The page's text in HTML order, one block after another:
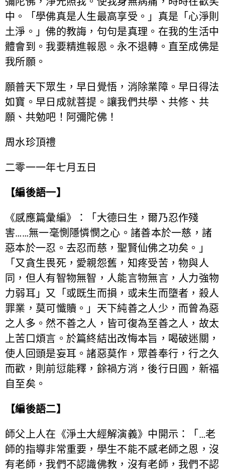
中。「學佛真是人生最高享受。」真是「心淨則
土淨。」佛的教誨，句句是真理。在我的生活中
體會到。我要精進報恩。永不退轉。直至成佛是
我所願。
願普天下眾生，早日覺悟，消除業障。早日得法
如寶。早日成就菩提。讓我們共學、共修、共
願、共勉吧！阿彌陀佛！
周水珍頂禮
二零一一年七月五日
【編後語一】
《感應篇彙編》：「大德曰生，爾乃忍作殘
害……無一毫惻隱憐憫之心。諸善本於一慈，諸
惡本於一忍。去忍而慈，聖賢仙佛之功矣。」
「又貪生畏死，愛親怨舊，知疼受苦，物與人
同，但人有智物無智，人能言物無言，人力強物
力弱耳」又「或既生而損，或未生而墮者，殺人
罪業，莫可懺贖。」天下純善之人少，而曾為惡
之人多。然不善之人，皆可復為至善之人，故太
上苦口煩言。於篇終結出改悔本旨，喝破迷關，
使人回頭是妄耳。諸惡莫作，眾善奉行，行之久
而歡，則前愆能釋，餘禍方消，後行日圓，新福
自至矣。
【編後語二】
師父上人在《淨土大經解演義》中開示：「…老
師的指導非常重要，學生不能不感老師之恩，沒
有老師，我們不認識佛教，沒有老師，我們不認